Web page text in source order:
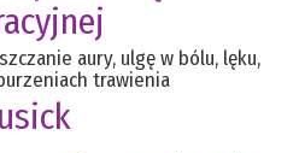
aury, ulgę w bólu, lęku,
trawienia